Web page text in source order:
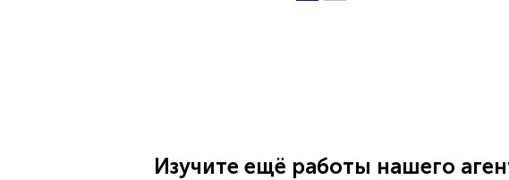
Изучите ещё работы нашего